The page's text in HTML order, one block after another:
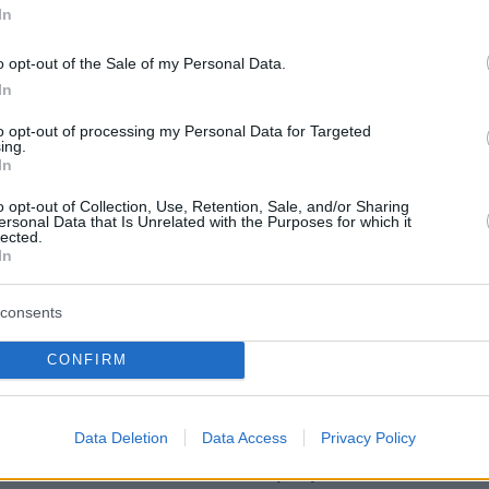
opt-out of the Sale of my Personal Data.
opt-out of processing my Personal Data for Targeted
opt-out of Collection, Use, Retention, Sale, and/or Sharing
Data that Is Unrelated with the Purposes for which it
CONFIRM
Data Deletion Data Access Privacy Policy
στοProtothema.gr
Ειδήσεις
Πώς
παιδιά να τα
30χρονη μετά από
σύντομα»: Αισιόδοξος ξανά ο
το Ιράν, «δεν νομίζω ότι μπορούν
Διακοπές στη Σίκινο